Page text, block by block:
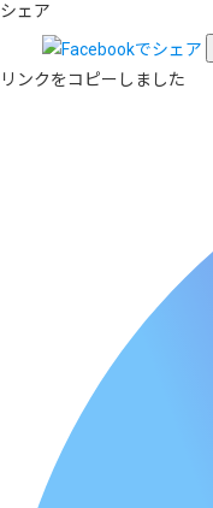
シェア
リンクをコピーしました